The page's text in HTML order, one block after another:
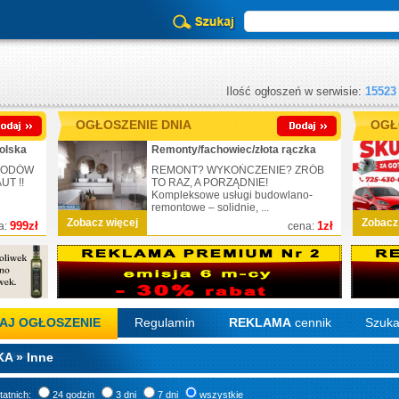
Ilość ogłoszeń w serwisie: 15523
999zł
!!
OGŁOSZENIE DNIA
Zobacz więcej cena: 1zł
Remonty/fachowiec/złota rączka
REMONT? WYKOŃCZENIE? ZRÓB
TO RAZ, A PORZĄDNIE!
Kompleksowe usługi budowlano-
remontowe – solidnie, ...
OGŁOSZENIE Regulamin REKLAMA cennik
» Inne
24 godzin 3 dni 7 dni wszystkie